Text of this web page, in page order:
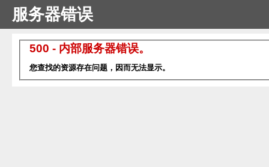
服务器错误
500 - 内部服务器错误。
您查找的资源存在问题，因而无法显示。